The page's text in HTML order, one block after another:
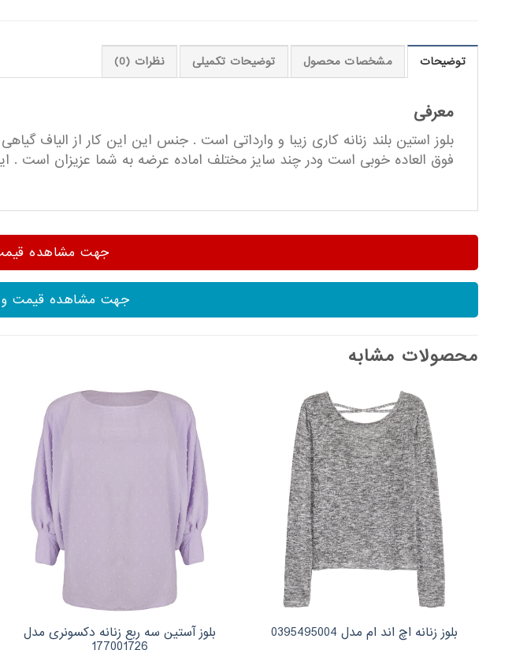
توضیحات مشخصات محصول توضیحات تکمیلی نظرات (0)
معرفی
بلوز استین بلند زنانه کاری زیبا و وارداتی است . جنس این این کار از الیاف
فوق العاده خوبی است ودر چند سایز مختلف اماده عرضه به شما عزیزان است . این لباس از سایز ۳۸ تا ۵۴ در
جهت مشاهده
جهت مشاهده قیمت و
محصولات مشابه
بلوز زنانه اچ اند ام مدل 0395495004 بلوز آستین سه ربع زنانه دکسونری مدل